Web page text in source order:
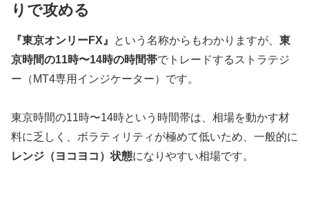
りで攻める
『東京オンリーFX』 という名称からもわかりますが、 東
京時間の11時〜14時の時間帯でトレードするストラテジ
ー（MT4専用インジケーター）です。
東京時間の11時〜14時という時間帯は、相場を動かす材
料に乏しく、ボラティリティが極めて低いため、一般的に
レンジ（ヨコヨコ）状態になりやすい相場です。